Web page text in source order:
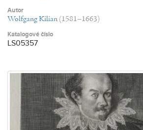
Autor
Wolfgang Kilian (1581–1663)
Katalogové číslo
LS05357